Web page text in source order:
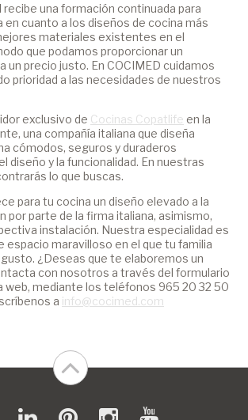
una formación continuada para
en cuanto a los diseños de cocina más
materiales existentes en el
que podamos proporcionar un
un precio justo. En COCIMED cuidamos
prioridad a las necesidades de nuestros
exclusivo de Cocinas Copatlife en la
una compañía italiana que diseña
cómodos, seguros y duraderos
diseño y la funcionalidad. En nuestras
lo que buscas.
para tu cocina un diseño elevado a la
por parte de la firma italiana, asimismo,
instalación. Nuestra especialidad es
espacio maravilloso en el que tu familia
¿Deseas que te elaboremos un
con nosotros a través del formulario
web, mediante los teléfonos 965 20 32 50
a info@cocimed.com